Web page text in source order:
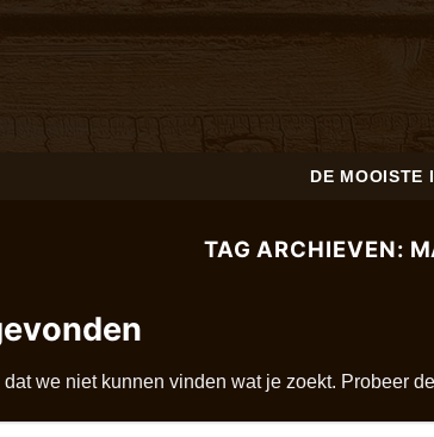
DE MOOISTE
TAG ARCHIEVEN:
dat we niet kunnen vinden wat je zoekt. Probeer